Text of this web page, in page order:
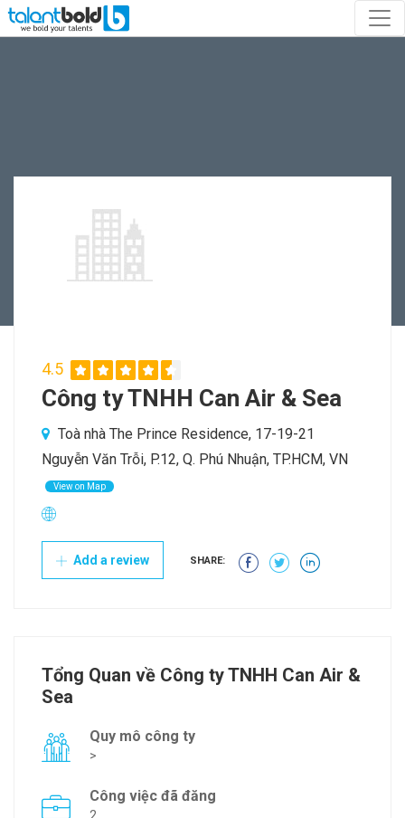
4.5
Công ty TNHH Can Air & Sea
Toà nhà The Prince Residence, 17-19-21
Nguyễn Văn Trỗi, P.12, Q. Phú Nhuận, TP.HCM, VN
View on Map
Add a review SHARE:
Tổng Quan về Công ty TNHH Can Air &
Sea
Quy mô công ty
>
Công việc đã đăng